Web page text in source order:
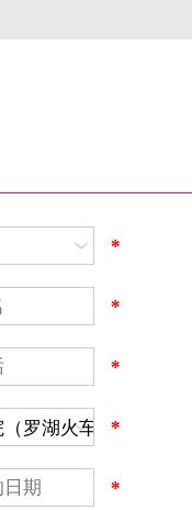
*
*
*
*
*